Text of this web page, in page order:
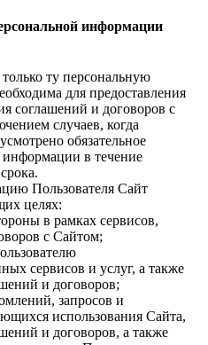
информации
ту персональную
для предоставления
соглашений и договоров с
случаев, когда
обязательное
в течение
Пользователя Сайт
целях:
в рамках сервисов,
с Сайтом;
сервисов и услуг, а также
и договоров;
запросов и
использования Сайта,
и договоров, а также